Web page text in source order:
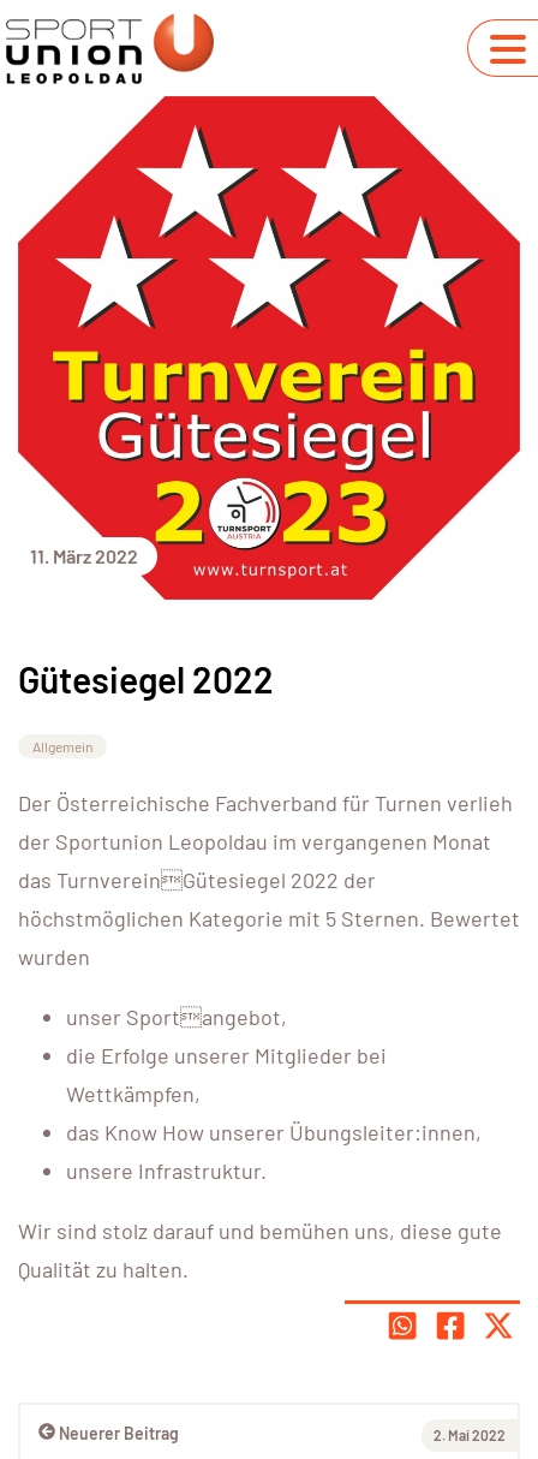
11. März 2022
Gütesiegel 2022
Allgemein
Der Österreichische Fachverband für Turnen verlieh
der Sportunion Leopoldau im vergangenen Monat
das TurnvereinGütesiegel 2022 der
höchstmöglichen Kategorie mit 5 Sternen. Bewertet
wurden
unser Sportangebot,
die Erfolge unserer Mitglieder bei
Wettkämpfen,
das Know How unserer Übungsleiter:innen,
unsere Infrastruktur.
Wir sind stolz darauf und bemühen uns, diese gute
Qualität zu halten.
Neuerer Beitrag 2. Mai 2022